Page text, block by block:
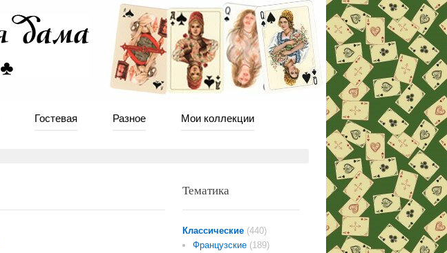
Гостевая Разное Мои коллекции
Тематика
Классические (440)
Французские (189)